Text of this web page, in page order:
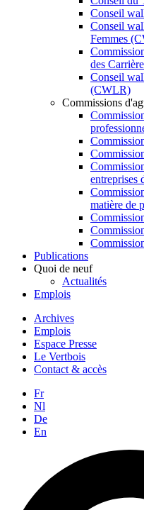
Conseil
Conseil
Femmes
des
Conseil
(CWLR)
Commissions
entreprises
matière de
Publications
Quoi de neuf
Actualités
Emplois
Archives
Emplois
Espace Presse
Le Vertbois
Contact & accès
Fr
Nl
De
En